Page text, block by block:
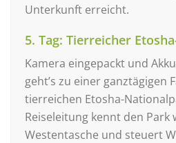
Unterkunft erreicht.
5. Tag: Tierreicher
Kamera eingepackt und
geht’s zu einer ganztägigen
tierreichen Etosha-
Reiseleitung kennt den Park
Westentasche und steuert